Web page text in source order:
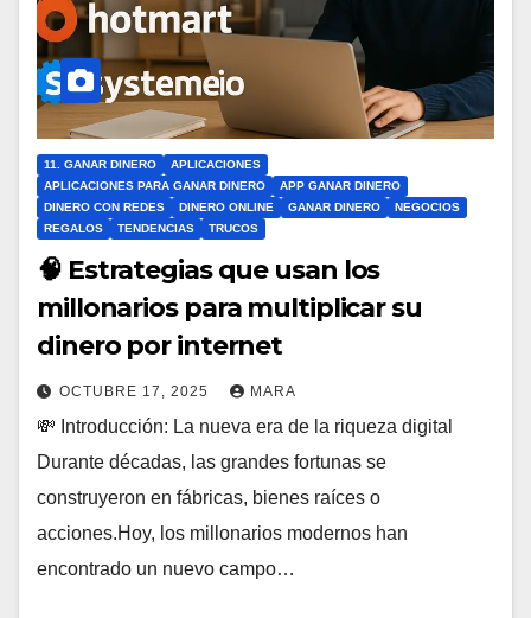
11. GANAR DINERO
APLICACIONES
APLICACIONES PARA GANAR DINERO
APP GANAR DINERO
DINERO CON REDES
DINERO ONLINE GANAR DINERO
NEGOCIOS
REGALOS
TENDENCIAS TRUCOS
🧠 Estrategias que usan los
millonarios para multiplicar su
dinero por internet
OCTUBRE 17, 2025 MARA
💸 Introducción: La nueva era de la riqueza digital
Durante décadas, las grandes fortunas se
construyeron en fábricas, bienes raíces o
acciones.Hoy, los millonarios modernos han
encontrado un nuevo campo…